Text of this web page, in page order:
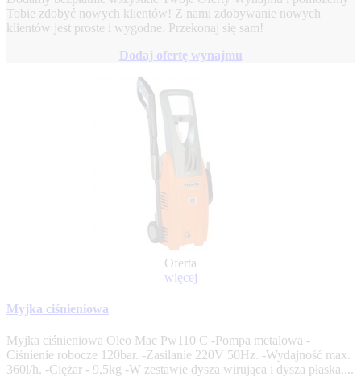
Tobie zdobyć nowych klientów! Z nami zdobywanie nowych
klientów jest proste i wygodne. Przekonaj się sam!
Dodaj ofertę wynajmu
Oferta
więcej
Myjka ciśnieniowa
Myjka ciśnieniowa Oleo Mac Pw110 C -Pompa metalowa -
Ciśnienie robocze 120bar. -Zasilanie 220V 50Hz. -Wydajność max.
360l/h. -Ciężar - 9,5kg -W zestawie dysza wirująca i dysza płaska....